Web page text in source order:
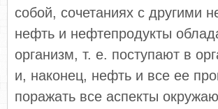
собой, сочетаниях с другими
нефть и нефтепродукты
организм, т. е. поступают в
и, наконец, нефть и все ее
поражать все аспекты